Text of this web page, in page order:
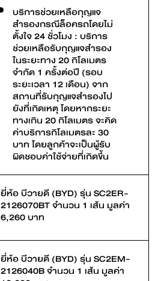
บริการช่วยเหลือกุญแจ
สำรองกรณีล็อครถโดยไม่
ตั้งใจ 24 ชั่วโมง : บริการ
ช่วยเหลือรับกุญแจสำรอง
ในระยะทาง 20 กิโลเมตร
จำกัด 1 ครั้งต่อปี (รอบ
ระยะเวลา 12 เดือน) จาก
สถานที่รับกุญแจสำรองไป
ยังที่เกิดเหตุ โดยหากระยะ
ทางเกิน 20 กิโลเมตร จะคิด
ค่าบริการกิโลเมตรละ 30
บาท โดยลูกค้าจะเป็นผู้รับ
ผิดชอบค่าใช้จ่ายที่เกิดขึ้น
ยี่ห้อ บีวายดี (BYD) รุ่น SC2ER-
2126070BT จำนวน 1 เส้น มูลค่า
6,260 บาท
ยี่ห้อ บีวายดี (BYD) รุ่น SC2EM-
2126040B จำนวน 1 เส้น มูลค่า